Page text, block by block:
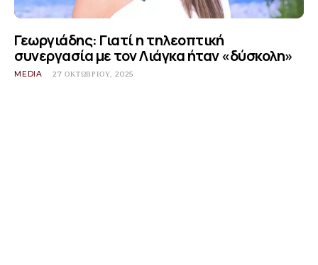
Γεωργιάδης: Γιατί η τηλεοπτική
συνεργασία με τον Λιάγκα ήταν «δύσκολη»
MEDIA 27 ΟΚΤΩΒΡΊΟΥ, 2025